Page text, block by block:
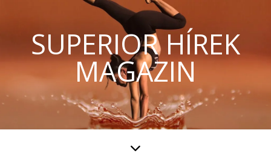
SUPERIOR HÍREK
MAGAZIN